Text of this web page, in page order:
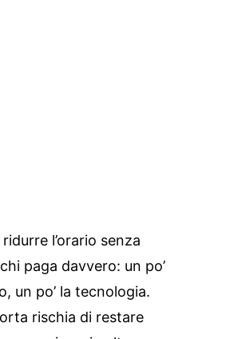
l’orario senza
paga davvero: un po’
un po’ la tecnologia.
rischia di restare